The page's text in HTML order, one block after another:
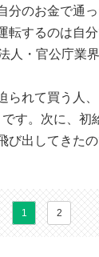
分のお金で通
するのは自
人・官公庁業界
れて買う人
す。次に、
出してきた
1 2